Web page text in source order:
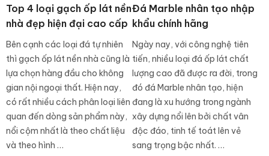
Top 4 loại gạch ốp lát nền
nhà đẹp hiện đại cao cấp
Bên cạnh các loại đá tự nhiên
thì gạch ốp lát nền nhà cũng là
lựa chọn hàng đầu cho không
gian nội ngoại thất. Hiện nay,
có rất nhiều cách phân loại liên
quan đến dòng sản phẩm này,
nổi cộm nhất là theo chất liệu
và theo hình …
Đá Marble nhân tạo nhập
khẩu chính hãng
Ngày nay, với công nghệ tiên
tiến, nhiều loại đá ốp lát chất
lượng cao đã được ra đời, trong
đó đá Marble nhân tạo, hiện
đang là xu hướng trong ngành
xây dựng nổi lên bởi chất vân
độc đáo, tinh tế toát lên vẻ
sang trọng bậc nhất. …